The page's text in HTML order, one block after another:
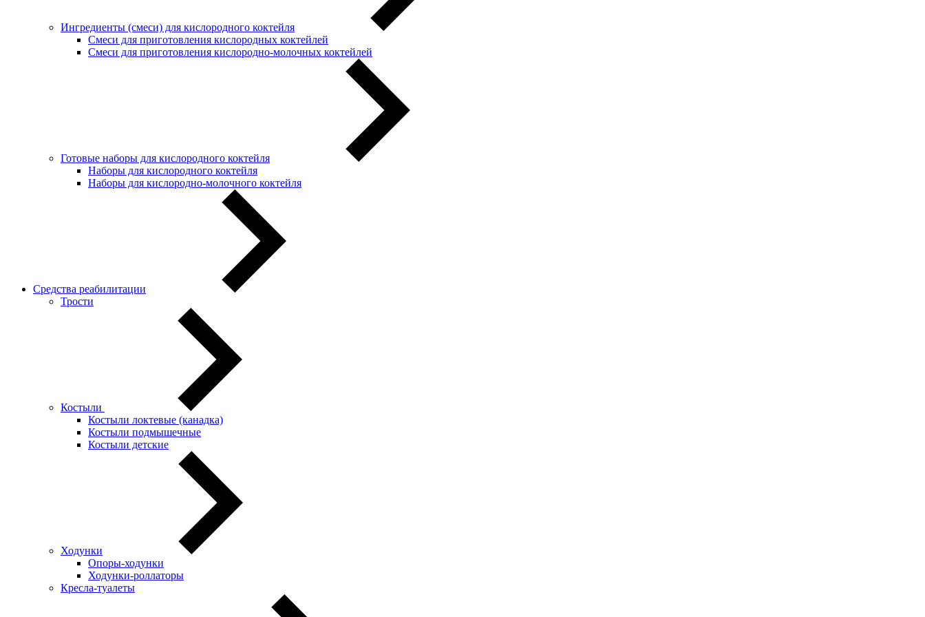
Ингредиенты (смеси) для кислородного коктейля
Смеси для приготовления кислородных коктейлей
Смеси для приготовления кислородно-молочных коктейлей
Готовые наборы для кислородного коктейля
Наборы для кислородного коктейля
Наборы для кислородно-молочного коктейля
Средства реабилитации
Трости
Костыли
Костыли локтевые (канадка)
Костыли подмышечные
Костыли детские
Ходунки
Опоры-ходунки
Ходунки-роллаторы
Кресла-туалеты